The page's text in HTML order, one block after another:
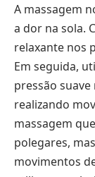
A massagem
a dor na sola.
relaxante nos
Em seguida,
pressão
realizando
massagem
polegares,
movimentos